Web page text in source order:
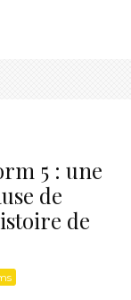
5 : une
de
de